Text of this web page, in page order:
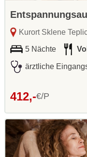
Kurort Sklene
5 Nächte
ärztliche
412,-€/P